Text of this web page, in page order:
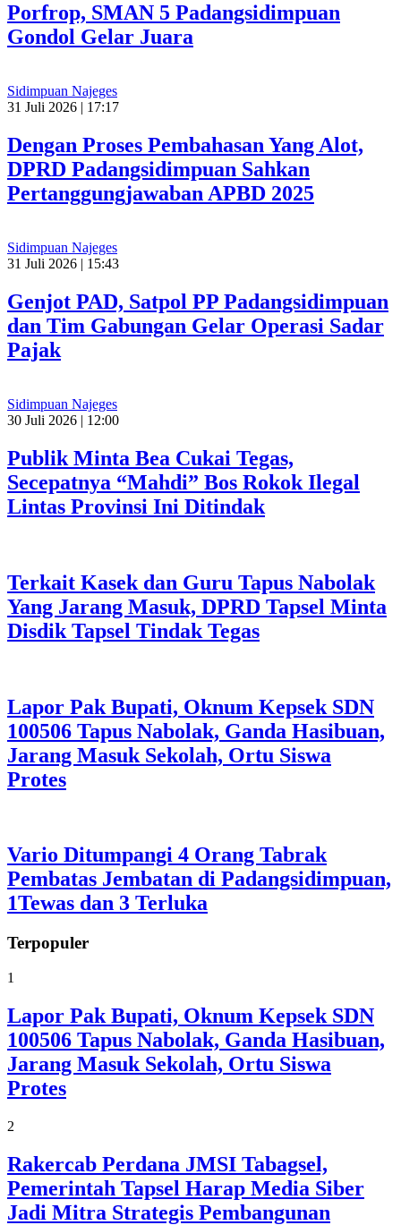
Porfrop, SMAN 5 Padangsidimpuan
Gondol Gelar Juara
Sidimpuan Najeges
31 Juli 2026 | 17:17
Dengan Proses Pembahasan Yang Alot,
DPRD Padangsidimpuan Sahkan
Pertanggungjawaban APBD 2025
Sidimpuan Najeges
31 Juli 2026 | 15:43
Genjot PAD, Satpol PP Padangsidimpuan
dan Tim Gabungan Gelar Operasi Sadar
Pajak
Sidimpuan Najeges
30 Juli 2026 | 12:00
Publik Minta Bea Cukai Tegas,
Secepatnya “Mahdi” Bos Rokok Ilegal
Lintas Provinsi Ini Ditindak
Terkait Kasek dan Guru Tapus Nabolak
Yang Jarang Masuk, DPRD Tapsel Minta
Disdik Tapsel Tindak Tegas
Lapor Pak Bupati, Oknum Kepsek SDN
100506 Tapus Nabolak, Ganda Hasibuan,
Jarang Masuk Sekolah, Ortu Siswa
Protes
Vario Ditumpangi 4 Orang Tabrak
Pembatas Jembatan di Padangsidimpuan,
1Tewas dan 3 Terluka
Terpopuler
1
Lapor Pak Bupati, Oknum Kepsek SDN
100506 Tapus Nabolak, Ganda Hasibuan,
Jarang Masuk Sekolah, Ortu Siswa
Protes
2
Rakercab Perdana JMSI Tabagsel,
Pemerintah Tapsel Harap Media Siber
Jadi Mitra Strategis Pembangunan